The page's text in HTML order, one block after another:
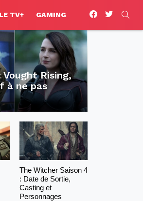
TV+ GAMING
facebooktwitter
Vought Rising,
à ne pas
The Witcher Saison 4
: Date de Sortie,
Casting et
Personnages